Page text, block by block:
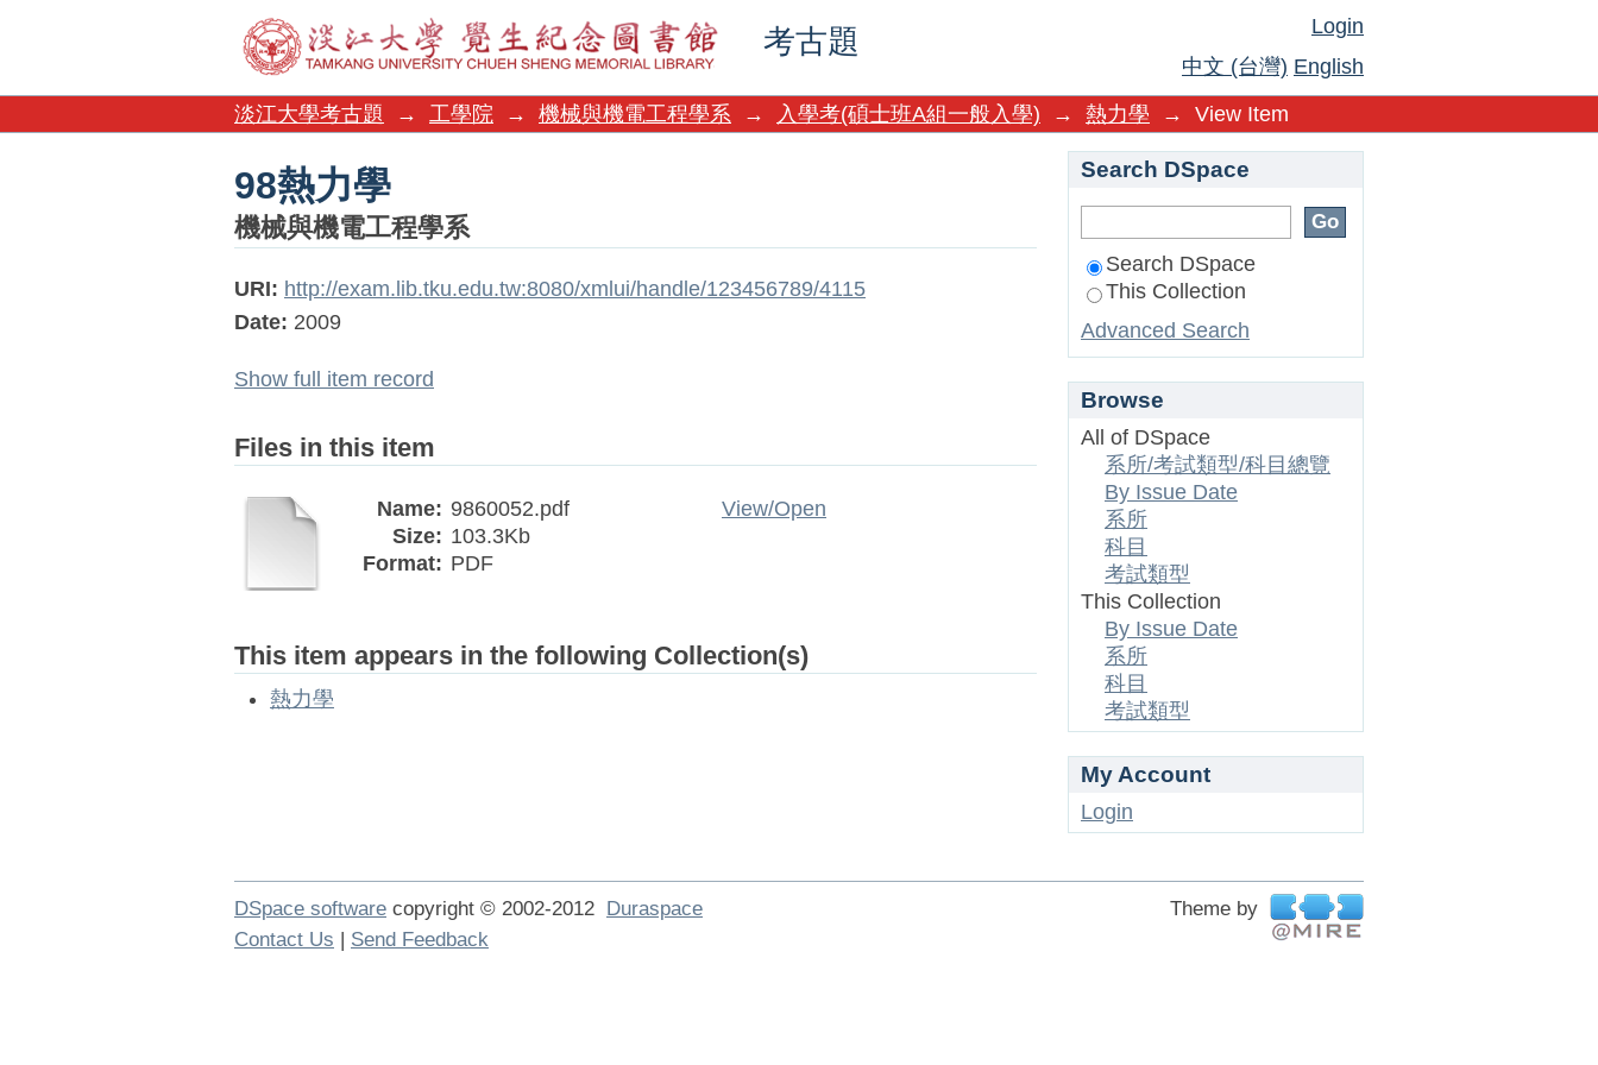
考古題
98熱力學
Login
中文 (台灣) English
淡江大學考古題
→ 工學院 → 機械與機電工程學系 → 入學考(碩士班A組一般入學) → 熱力學 → View Item
98熱力學
機械與機電工程學系
URI: http://exam.lib.tku.edu.tw:8080/xmlui/handle/123456789/4115
Date: 2009
Show full item record
Files in this item
Name: 9860052.pdf
Size: 103.3Kb
Format: PDF
View/Open
This item appears in the following Collection(s)
熱力學
Search DSpace
Search DSpace
This Collection
Advanced Search
Browse
All of DSpace
系所/考試類型/科目總覽
By Issue Date
系所
科目
考試類型
This Collection
By Issue Date
系所
科目
考試類型
My Account
Login
DSpace software copyright © 2002-2012 Duraspace
Theme by
Contact Us | Send Feedback